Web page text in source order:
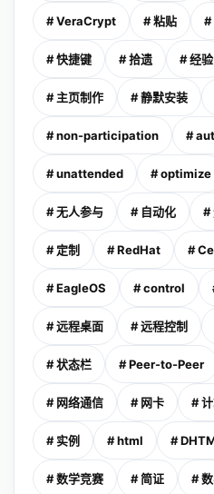
# VeraCrypt # 粘贴 #
# 快捷键 # 拾遗 # 经验
# 主页制作 # 静默安装
# non-participation #
# unattended # optimize
# 无人参与 # 自动化 #
# 定制 # RedHat #
# EagleOS # control
# 远程桌面 # 远程控制
# 状态栏 # Peer-to-Peer
# 网络通信 # 网卡 #
# 实例 # html #
# 数学竞赛 # 简证 #